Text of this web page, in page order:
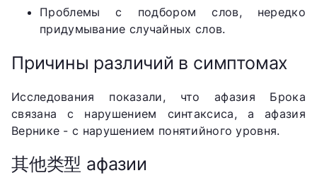
Проблемы с подбором слов, нередко
придумывание случайных слов.
Причины различий в симптомах
Исследования показали, что афазия Брока
связана с нарушением синтаксиса, а афазия
Вернике - с нарушением понятийного уровня.
其他类型 афазии